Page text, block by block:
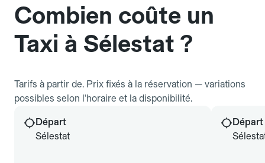
Combien coûte un
Taxi à Sélestat ?
Tarifs à partir de. Prix fixés à la réservation — variations
possibles selon l'horaire et la disponibilité.
Départ
Sélestat
Départ